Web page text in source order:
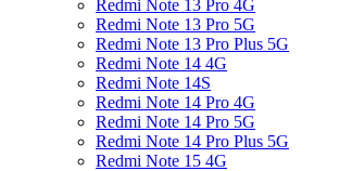
Redmi Note 13 Pro 4G
Redmi Note 13 Pro 5G
Redmi Note 13 Pro Plus 5G
Redmi Note 14 4G
Redmi Note 14S
Redmi Note 14 Pro 4G
Redmi Note 14 Pro 5G
Redmi Note 14 Pro Plus 5G
Redmi Note 15 4G